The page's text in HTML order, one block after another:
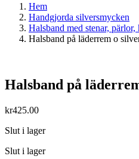
Hem
Handgjorda silversmycken
Halsband med stenar, pärlor,
Halsband på läderrem o
Halsband på
kr425.00
Slut i lager
Slut i lager